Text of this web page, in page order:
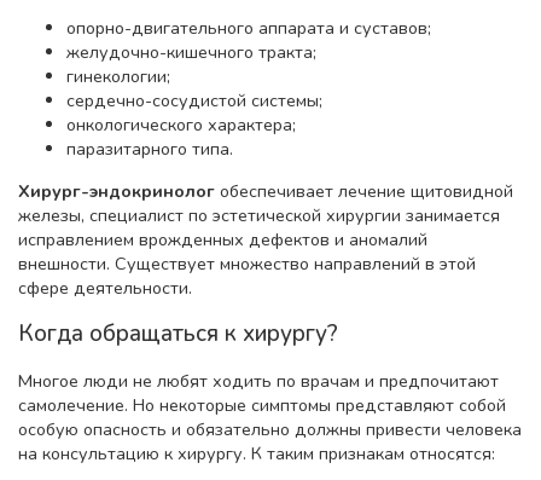
опорно-двигательного аппарата и суставов;
желудочно-кишечного тракта;
гинекологии;
сердечно-сосудистой системы;
онкологического характера;
паразитарного типа.
Хирург-эндокринолог обеспечивает лечение щитовидной
железы, специалист по эстетической хирургии занимается
исправлением врожденных дефектов и аномалий
внешности. Существует множество направлений в этой
сфере деятельности.
Когда обращаться к хирургу?
Многое люди не любят ходить по врачам и предпочитают
самолечение. Но некоторые симптомы представляют собой
особую опасность и обязательно должны привести человека
на консультацию к хирургу. К таким признакам относятся: